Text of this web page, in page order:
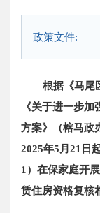
政策文件:
根据《马尾区
《关于进一步
方案》（榕马政
2025年5月21日
1）在保家庭开
赁住房资格复核